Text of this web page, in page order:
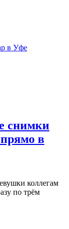
в Уфе
снимки
в
коллегам
по трём